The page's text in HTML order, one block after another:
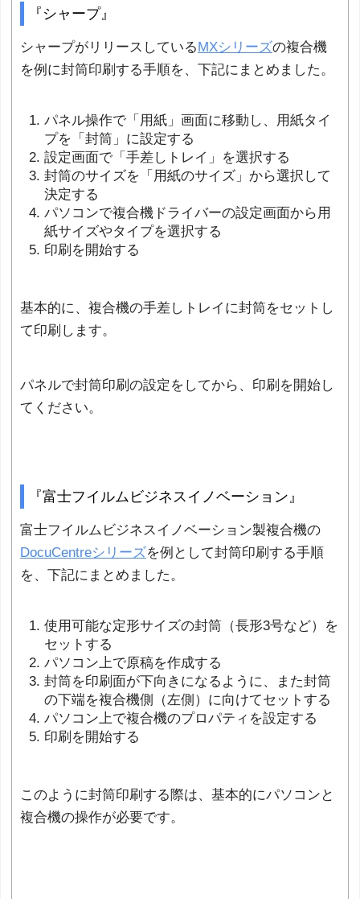
『シャープ』
シャープがリリースしているMXシリーズの複合機
を例に封筒印刷する手順を、下記にまとめました。
パネル操作で「用紙」画面に移動し、用紙タイ
プを「封筒」に設定する
設定画面で「手差しトレイ」を選択する
封筒のサイズを「用紙のサイズ」から選択して
決定する
パソコンで複合機ドライバーの設定画面から用
紙サイズやタイプを選択する
印刷を開始する
基本的に、複合機の手差しトレイに封筒をセットし
て印刷します。
パネルで封筒印刷の設定をしてから、印刷を開始し
てください。
『富士フイルムビジネスイノベーション』
富士フイルムビジネスイノベーション製複合機の
DocuCentreシリーズを例として封筒印刷する手順
を、下記にまとめました。
使用可能な定形サイズの封筒（長形3号など）を
セットする
パソコン上で原稿を作成する
封筒を印刷面が下向きになるように、また封筒
の下端を複合機側（左側）に向けてセットする
パソコン上で複合機のプロパティを設定する
印刷を開始する
このように封筒印刷する際は、基本的にパソコンと
複合機の操作が必要です。